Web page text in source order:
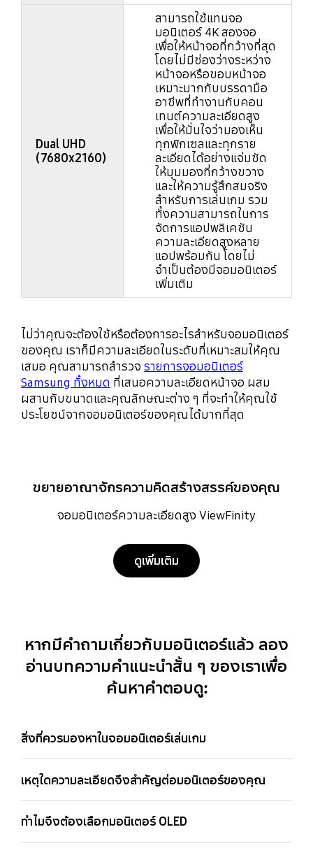
Dual UHD
(7680x2160)
สามารถใช้แทนจอ
มอนิเตอร์ 4K สองจอ
เพื่อให้หน้าจอที่กว้างที่สุด
โดยไม่มีช่องว่างระหว่าง
หน้าจอหรือขอบหน้าจอ
เหมาะมากกับบรรดามือ
อาชีพที่ทำงานกับคอน
เทนต์ความละเอียดสูง
เพื่อให้มั่นใจว่ามองเห็น
ทุกพิกเซลและทุกราย
ละเอียดได้อย่างแจ่มชัด
ให้มุมมองที่กว้างขวาง
และให้ความรู้สึกสมจริง
สำหรับการเล่นเกม รวม
ทั้งความสามารถในการ
จัดการแอปพลิเคชัน
ความละเอียดสูงหลาย
แอปพร้อมกัน โดยไม่
จำเป็นต้องมีจอมอนิเตอร์
เพิ่มเติม
ไม่ว่าคุณจะต้องใช้หรือต้องการอะไรสำหรับจอมอนิเตอร์
ของคุณ เราก็มีความละเอียดในระดับที่เหมาะสมให้คุณ
เสมอ คุณสามารถสำรวจ รายการจอมอนิเตอร์
Samsung ทั้งหมด ที่เสนอความละเอียดหน้าจอ ผสม
ผสานกับขนาดและคุณลักษณะต่าง ๆ ที่จะทำให้คุณใช้
ประโยชน์จากจอมอนิเตอร์ของคุณได้มากที่สุด
ขยายอาณาจักรความคิดสร้างสรรค์ของคุณ
จอมอนิเตอร์ความละเอียดสูง ViewFinity
ดูเพิ่มเติม
หากมีคำถามเกี่ยวกับมอนิเตอร์แล้ว ลอง
อ่านบทความคำแนะนำสั้น ๆ ของเราเพื่อ
ค้นหาคำตอบดู:
สิ่งที่ควรมองหาในจอมอนิเตอร์เล่นเกม
เหตุใดความละเอียดจึงสำคัญต่อมอนิเตอร์ของคุณ
ทำไมจึงต้องเลือกมอนิเตอร์ OLED